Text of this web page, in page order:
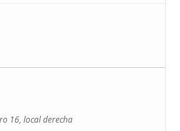
16, local derecha